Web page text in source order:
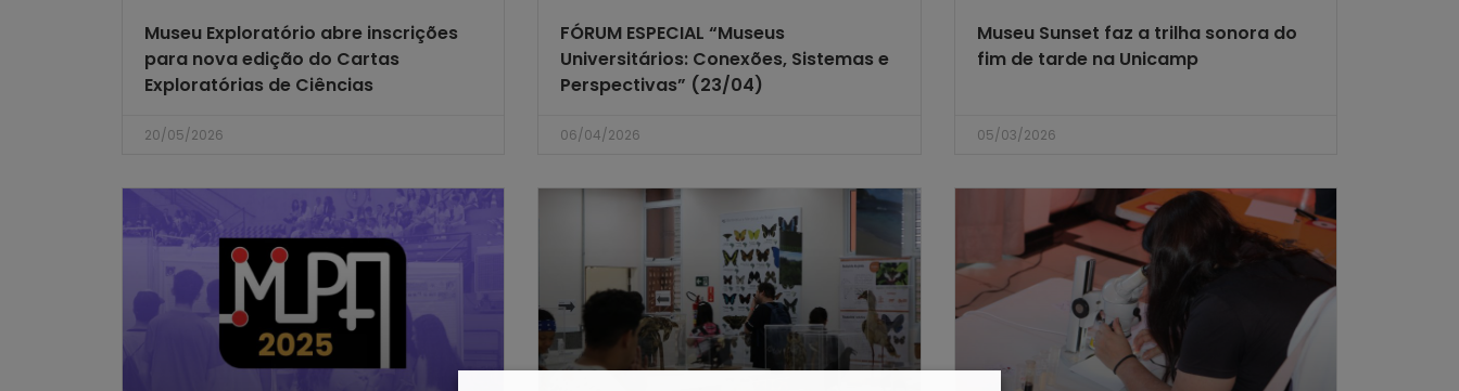
Museu Exploratório abre inscrições
para nova edição do Cartas
Exploratórias de Ciências
20/05/2026
FÓRUM ESPECIAL “Museus
Universitários: Conexões, Sistemas e
Perspectivas” (23/04)
06/04/2026
Museu Sunset faz a trilha sonora do
fim de tarde na Unicamp
05/03/2026